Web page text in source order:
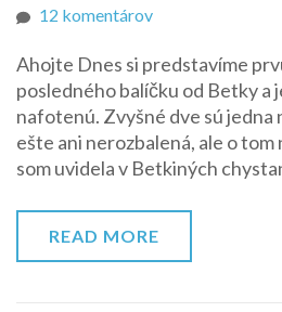
12 komentárovna
Princess
Barbie
oriental
–
Yoshi
Ahojte Dnes si predstavíme
posledného balíčku od Betky a
nafotenú. Zvyšné dve sú jedna
ešte ani nerozbalená, ale o
som uvidela v Betkiných
READ MORE